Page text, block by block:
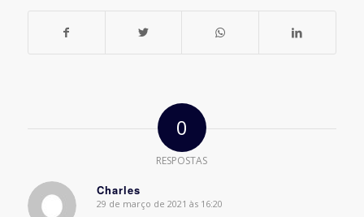
0
RESPOSTAS
Charles
says:
29 de março de 2021 às 16:20